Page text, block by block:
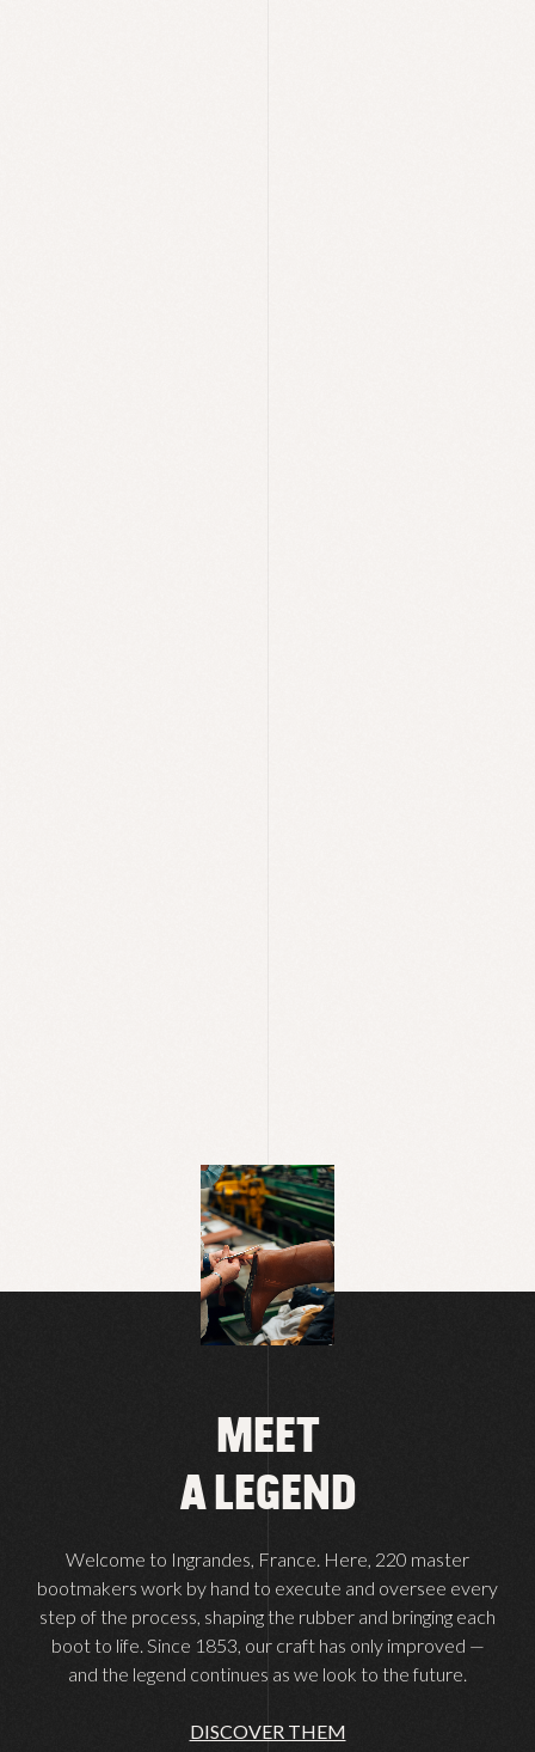
MEET
A LEGEND
Welcome to Ingrandes, France. Here, 220 master
bootmakers work by hand to execute and oversee every
step of the process, shaping the rubber and bringing each
boot to life. Since 1853, our craft has only improved —
and the legend continues as we look to the future.
DISCOVER THEM